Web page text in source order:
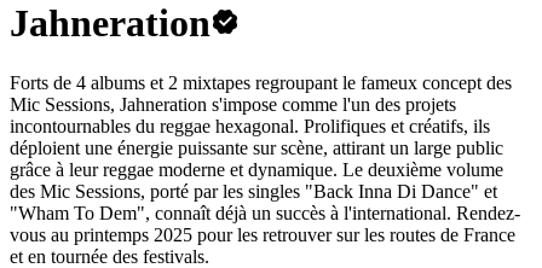
Jahneration
Forts de 4 albums et 2 mixtapes regroupant le fameux concept des
Mic Sessions, Jahneration s'impose comme l'un des projets
incontournables du reggae hexagonal. Prolifiques et créatifs, ils
déploient une énergie puissante sur scène, attirant un large public
grâce à leur reggae moderne et dynamique. Le deuxième volume
des Mic Sessions, porté par les singles "Back Inna Di Dance" et
"Wham To Dem", connaît déjà un succès à l'international. Rendez-
vous au printemps 2025 pour les retrouver sur les routes de France
et en tournée des festivals.